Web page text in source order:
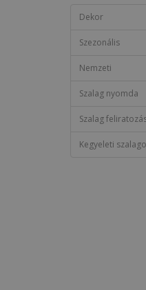
Dekor
Szezonális
Nemzeti
Szalag nyomda
Szalag
Kegyeleti